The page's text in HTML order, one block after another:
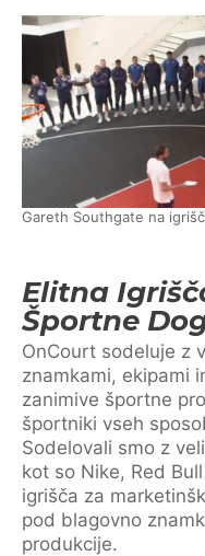
Gareth Southgate na
Elitna
Športne
OnCourt sodeluje z
znamkami, ekipami
zanimive športne
športniki vseh
Sodelovali smo z
kot so Nike, Red
igrišča za
pod blagovno
produkcije.